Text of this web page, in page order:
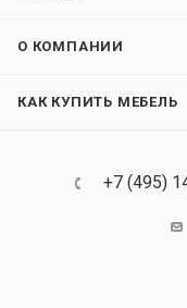
О КОМПАНИИ
КАК КУПИТЬ МЕБЕЛЬ
+7 (495)